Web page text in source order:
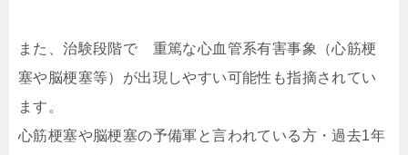
また、治験段階で 重篤な心血管系有害事象（心筋梗
塞や脳梗塞等）が出現しやすい可能性も指摘されてい
ます。
心筋梗塞や脳梗塞の予備軍と言われている方・過去1年